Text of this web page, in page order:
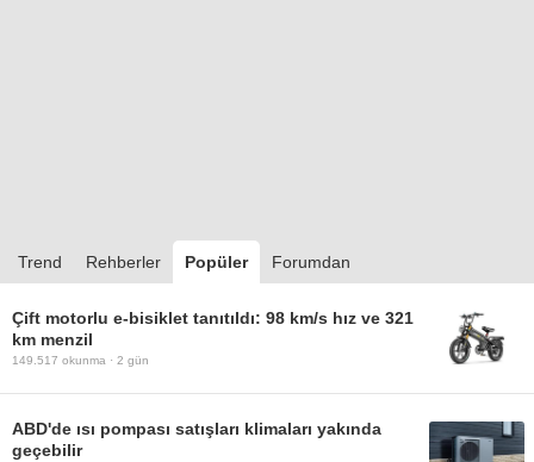
Trend Rehberler Popüler Forumdan
Çift motorlu e-bisiklet tanıtıldı: 98 km/s hız ve 321
km menzil
149.517 okunma · 2 gün
ABD'de ısı pompası satışları klimaları yakında
geçebilir